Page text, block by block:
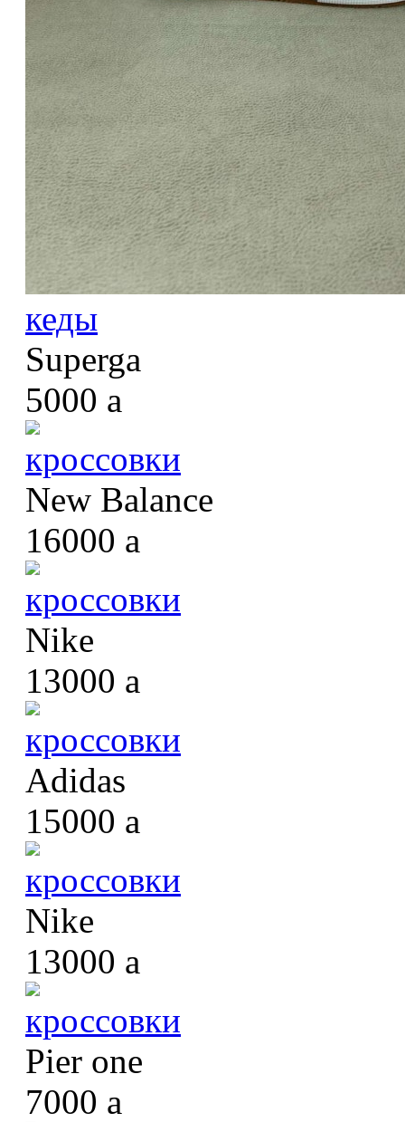
кеды
Superga
5000 a
кроссовки
New Balance
16000 a
кроссовки
Nike
13000 a
кроссовки
Adidas
15000 a
кроссовки
Nike
13000 a
кроссовки
Pier one
7000 a